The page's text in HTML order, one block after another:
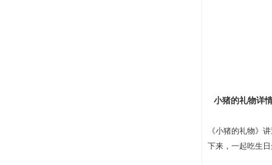
小猪的礼物详
《小猪的礼物》
下来，一起吃生